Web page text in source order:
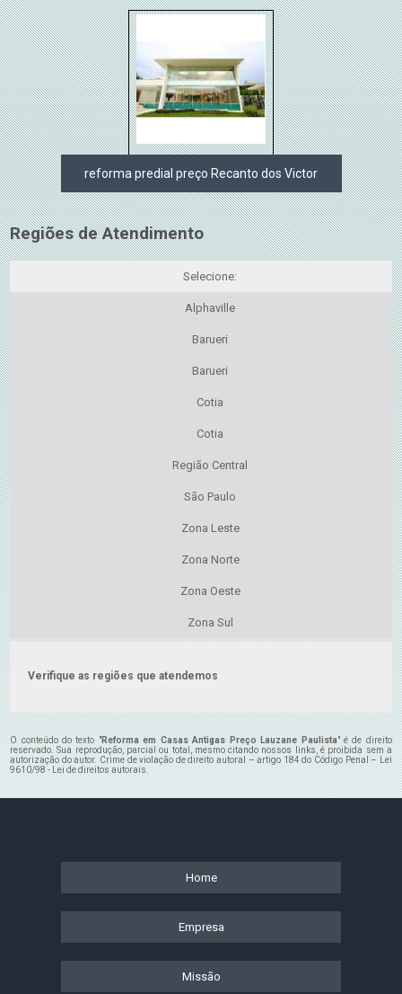
reforma predial preço Recanto dos Victor
Regiões de Atendimento
Selecione:
Alphaville
Barueri
Barueri
Cotia
Cotia
Região Central
São Paulo
Zona Leste
Zona Norte
Zona Oeste
Zona Sul
Verifique as regiões que atendemos
O conteúdo do texto "Reforma em Casas Antigas Preço Lauzane Paulista" é de direito
reservado. Sua reprodução, parcial ou total, mesmo citando nossos links, é proibida sem a
autorização do autor. Crime de violação de direito autoral – artigo 184 do Código Penal –Lei
9610/98 - Lei de direitos autorais.
Home
Empresa
Missão